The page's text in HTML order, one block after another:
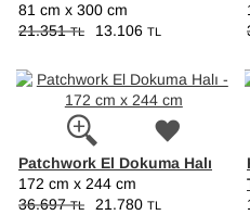
81 cm x 300 cm
21.351TL 13.106 TL
Patchwork El Dokuma Halı
172 cm x 244 cm
36.697TL 21.780 TL